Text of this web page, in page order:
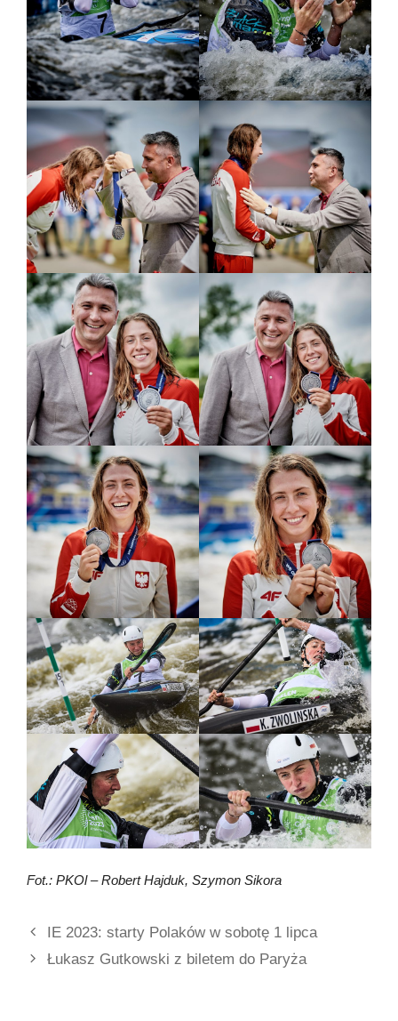
Fot.: PKOl – Robert Hajduk, Szymon Sikora
IE 2023: starty Polaków w sobotę 1 lipca
Łukasz Gutkowski z biletem do Paryża